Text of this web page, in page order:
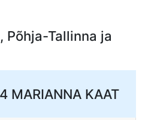
Põhja-Tallinna ja
MARIANNA KAAT